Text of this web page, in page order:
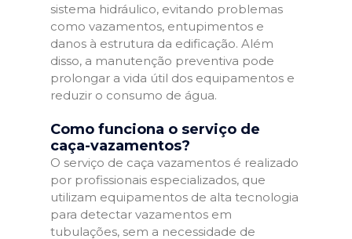
sistema hidráulico, evitando problemas
como vazamentos, entupimentos e
danos à estrutura da edificação. Além
disso, a manutenção preventiva pode
prolongar a vida útil dos equipamentos e
reduzir o consumo de água.
Como funciona o serviço de
caça-vazamentos?
O serviço de caça vazamentos é realizado
por profissionais especializados, que
utilizam equipamentos de alta tecnologia
para detectar vazamentos em
tubulações, sem a necessidade de